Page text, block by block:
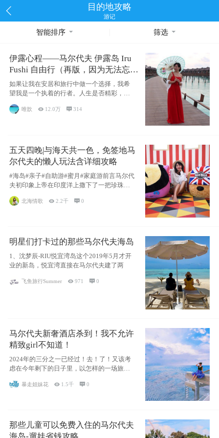
目的地攻略
游记
智能排序 筛选
伊露心程——马尔代夫 伊露岛 Iru
Fushi 自由行（再版，因为无法忘却
的留恋）
如果让我在安居和旅行中做一个选择，我希
望我是一个执着的行者。人生是否精彩，都
源于自己
唯歆  12.0万  314
五天四晚|与海天共一色，免签地马
尔代夫的懒人玩法含详细攻略
#海岛#亲子#自助游#蜜月#家庭游前言马尔代
夫初印象上帝在印度洋上撒下了一把珍珠，
北海情歌 2.2千 0
明星们打卡过的那些马尔代夫海岛
1、沈梦辰-RIU悦宜湾岛这个2019年5月才开
业的新岛，悦宜湾直接在马尔代夫建了两
飞鱼旅行Summer 971 0
马尔代夫新奢酒店杀到！我不允许
精致girl不知道！
2024年的三分之一已经过！去！了！又该考
虑在今年剩下的日子里，以怎样的一场旅行
暴走姐妹花  1.5千 0
那些儿童可以免费入住的马尔代夫